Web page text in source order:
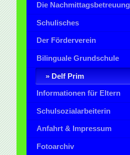
Die Nachmittagsbetreuung
Schulisches
Der Förderverein
Bilinguale Grundschule
Delf Prim
Informationen für Eltern
Schulsozialarbeiterin
Anfahrt & Impressum
Fotoarchiv